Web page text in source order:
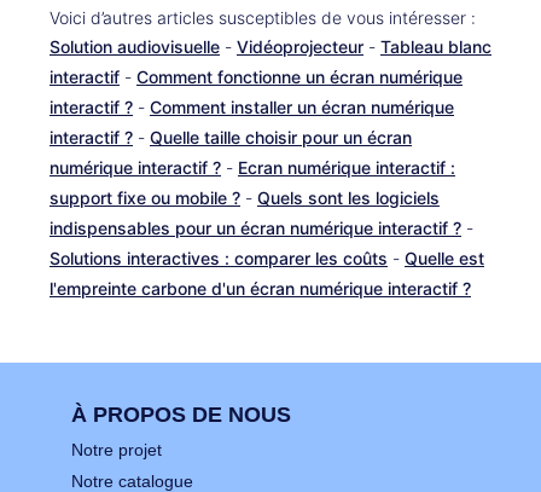
Voici d’autres articles susceptibles de vous intéresser :
Solution audiovisuelle - Vidéoprojecteur - Tableau blanc
interactif - Comment fonctionne un écran numérique
interactif ? - Comment installer un écran numérique
interactif ? - Quelle taille choisir pour un écran
numérique interactif ? - Ecran numérique interactif :
support fixe ou mobile ? - Quels sont les logiciels
indispensables pour un écran numérique interactif ? -
Solutions interactives : comparer les coûts - Quelle est
l'empreinte carbone d'un écran numérique interactif ?
À PROPOS DE NOUS
Notre projet
Notre catalogue